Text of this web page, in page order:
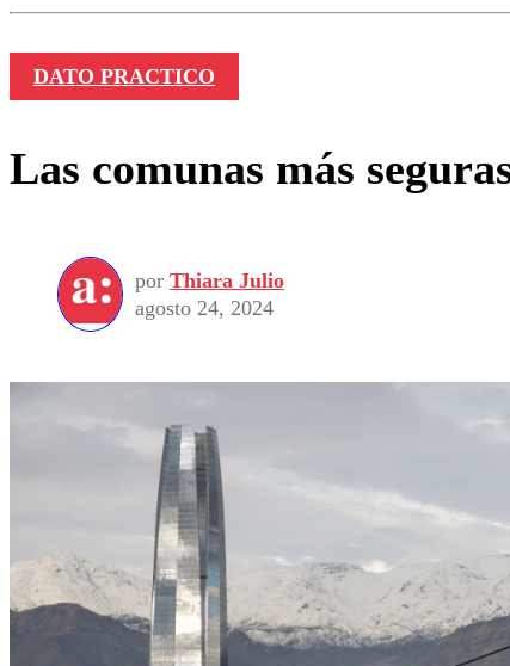
DATO PRACTICO
Las comunas más
por Thiara Julio
agosto 24, 2024